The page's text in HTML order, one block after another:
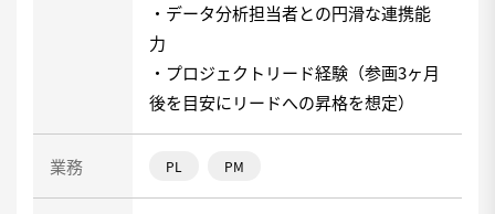
・データ分析担当者との円滑な連携能
力
・プロジェクトリード経験（参画3ヶ月
後を目安にリードへの昇格を想定）
業務 PL PM